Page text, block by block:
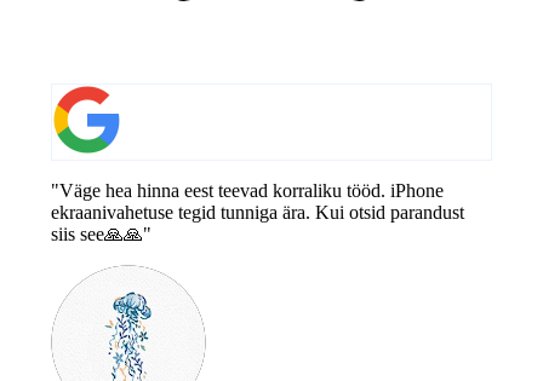
"Väge hea hinna eest teevad korraliku tööd. iPhone
ekraanivahetuse tegid tunniga ära. Kui otsid parandust
siis see🙏🙏"